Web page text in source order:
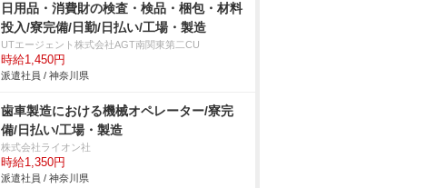
日用品・消費財の検査・検品・梱包・材料
投入/寮完備/日勤/日払い/工場・製造
UTエージェント株式会社AGT南関東第二CU
時給1,450円
派遣社員 / 神奈川県
歯車製造における機械オペレーター/寮完
備/日払い/工場・製造
株式会社ライオン社
時給1,350円
派遣社員 / 神奈川県